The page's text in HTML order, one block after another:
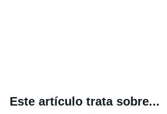
Este artículo trata sobre...